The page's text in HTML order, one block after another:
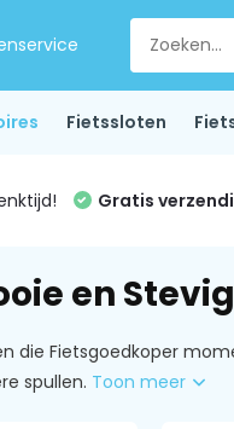
Fietssloten
Gratis
en
die Fietsgoedkoper
spullen. Toon meer